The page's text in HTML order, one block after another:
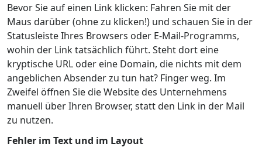
Bevor Sie auf einen Link klicken: Fahren Sie mit der
Maus darüber (ohne zu klicken!) und schauen Sie in der
Statusleiste Ihres Browsers oder E-Mail-Programms,
wohin der Link tatsächlich führt. Steht dort eine
kryptische URL oder eine Domain, die nichts mit dem
angeblichen Absender zu tun hat? Finger weg. Im
Zweifel öffnen Sie die Website des Unternehmens
manuell über Ihren Browser, statt den Link in der Mail
zu nutzen.
Fehler im Text und im Layout